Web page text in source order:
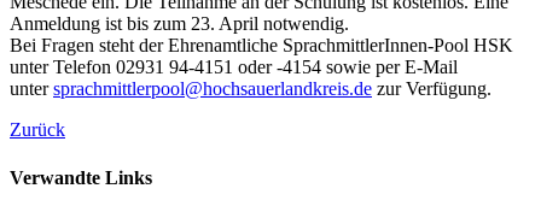
Anmeldung ist bis zum 23. April notwendig.
Bei Fragen steht der Ehrenamtliche SprachmittlerInnen-Pool HSK
unter Telefon 02931 94-4151 oder -4154 sowie per E-Mail
untersprachmittlerpool@hochsauerlandkreis.de zur Verfügung.
Zurück
Verwandte Links